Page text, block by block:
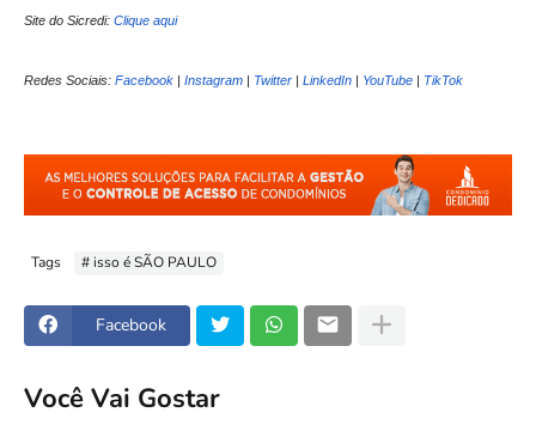
Site do Sicredi: Clique aqui
Redes Sociais: Facebook Instagram Twitter LinkedIn YouTube TikTok
Tags # isso é SÃO PAULO
Facebook
Você Vai Gostar